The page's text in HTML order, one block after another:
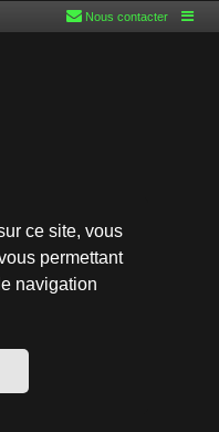
ce site, vous
permettant
navigation
Nous contacter
© phpBB Limited